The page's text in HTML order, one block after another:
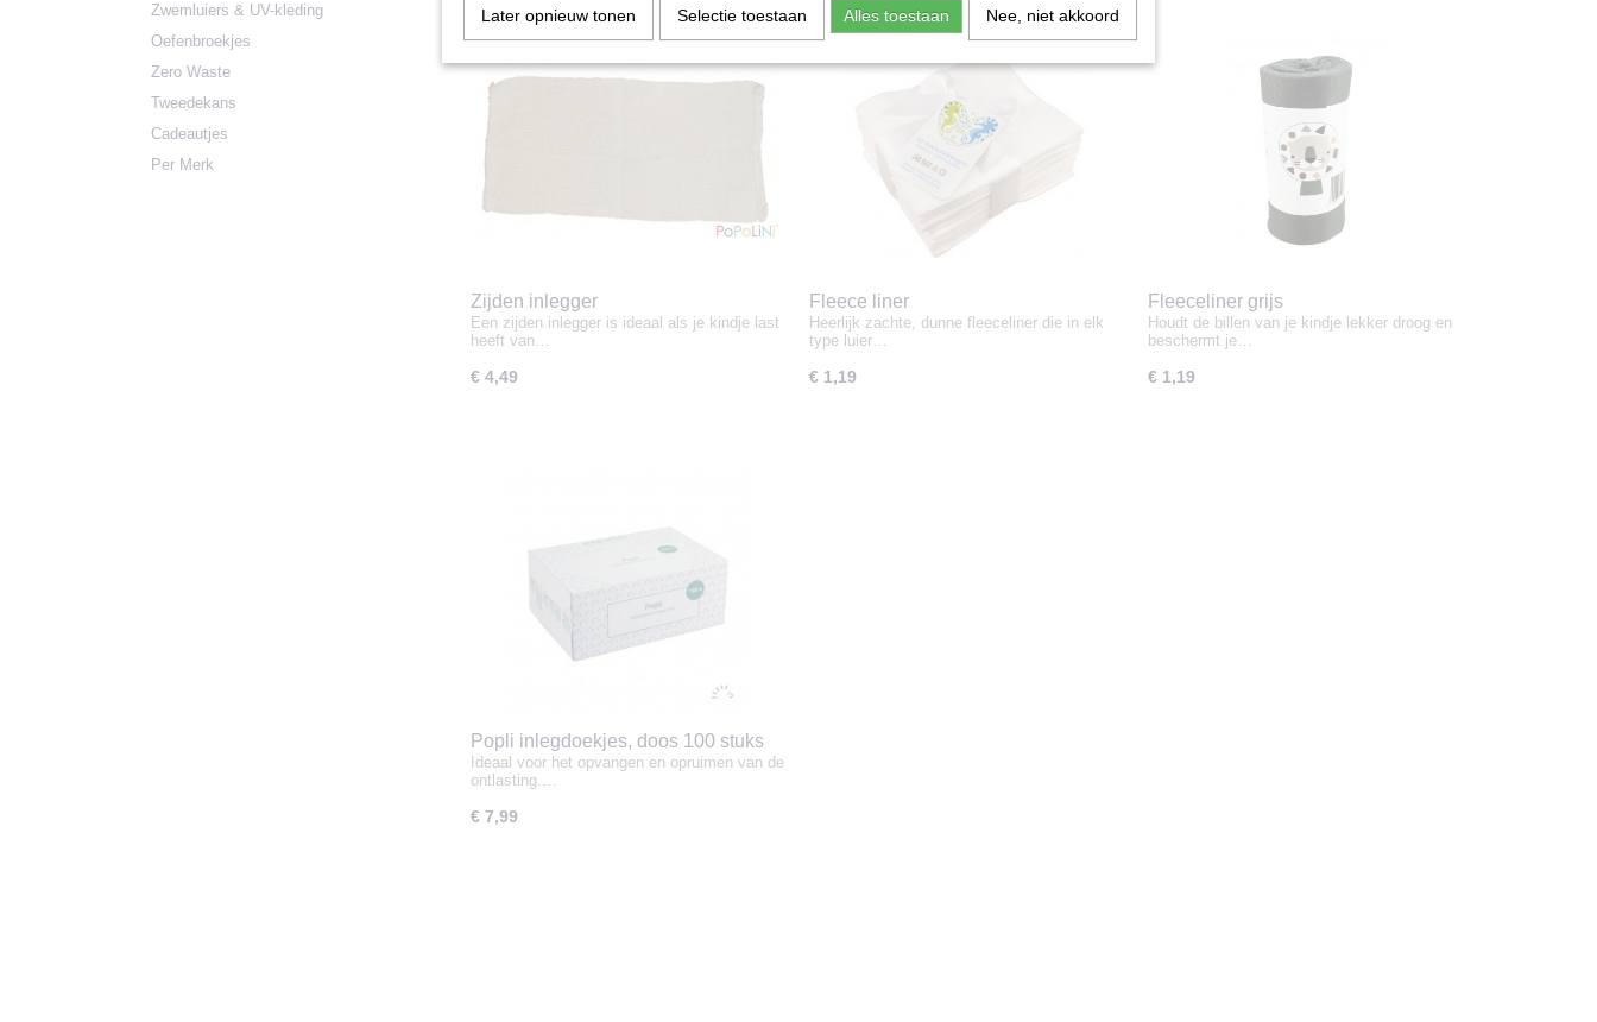
Zwemluiers & UV-kleding
Oefenbroekjes
Zero Waste
Tweedekans
Cadeautjes
Per Merk
Zijden inlegger
Een zijden inlegger is ideaal als je kindje last
heeft van…
€ 4,49
Fleece liner
Heerlijk zachte, dunne fleeceliner die in elk
type luier…
€ 1,19
Fleeceliner grijs
Houdt de billen van je kindje lekker droog en
beschermt je…
€ 1,19
Popli inlegdoekjes, doos 100 stuks
Ideaal voor het opvangen en opruimen van de
ontlasting.…
€ 7,99
Later opnieuw tonen Selectie toestaan Alles toestaan Nee, niet akkoord